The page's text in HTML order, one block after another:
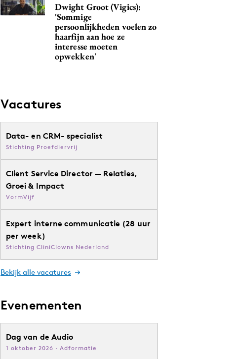
Dwight Groot (Vigics):
'Sommige
persoonlijkheden voelen zo
haarfijn aan hoe ze
interesse moeten
opwekken'
Vacatures
Data- en CRM- specialist
Stichting Proefdiervrij
Client Service Director — Relaties,
Groei & Impact
VormVijf
Expert interne communicatie (28 uur
per week)
Stichting CliniClowns Nederland
Bekijk alle vacatures
Evenementen
Dag van de Audio
1 oktober 2026 · Adformatie